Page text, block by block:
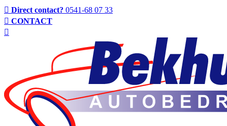
Direct contact? 0541-68 07 33
CONTACT